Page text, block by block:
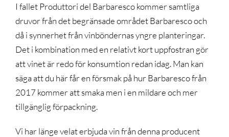
I fallet Produttori del Barbaresco kommer samtliga
druvor från det begränsade området Barbaresco och
då i synnerhet från vinböndernas yngre planteringar.
Det i kombination med en relativt kort uppfostran gör
att vinet är redo för konsumtion redan idag. Man kan
säga att du här får en försmak på hur Barbaresco från
2017 kommer att smaka men i en mildare och mer
tillgänglig förpackning.
Vi har länge velat erbjuda vin från denna producent